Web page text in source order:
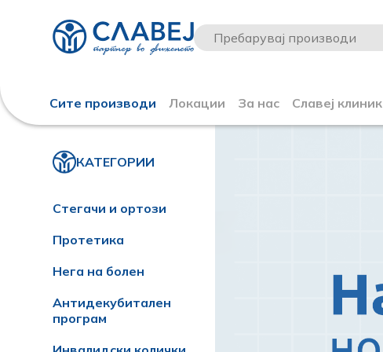
Сите производи Локации За нас Славеј клиник
КАТЕГОРИИ
Стегачи и ортози
Протетика
Нега на болен
Антидекубитален
програм